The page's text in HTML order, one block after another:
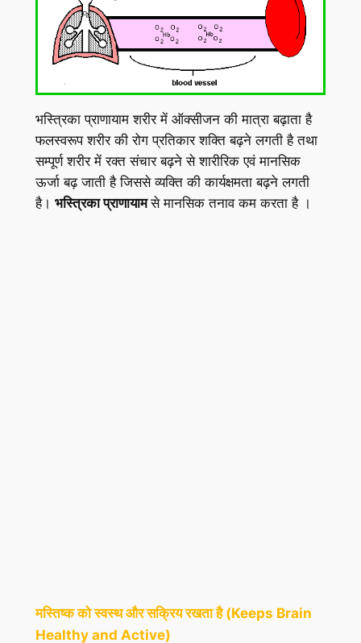
भस्त्रिका प्राणायाम शरीर में ऑक्सीजन की मात्रा बढ़ाता है
फलस्वरूप शरीर की रोग प्रतिकार शक्ति बढ़ने लगती है तथा
सम्पूर्ण शरीर में रक्त संचार बढ़ने से शारीरिक एवं मानसिक
ऊर्जा बढ़ जाती है जिससे व्यक्ति की कार्यक्षमता बढ़ने लगती
है। भस्त्रिका प्राणायामसे मानसिक तनाव कम करता है ।
मस्तिष्क को स्वस्थ और सक्रिय रखता है (Keeps Brain
Healthy and Active)